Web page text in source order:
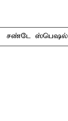
சண்டே ஸ்பெஷல்